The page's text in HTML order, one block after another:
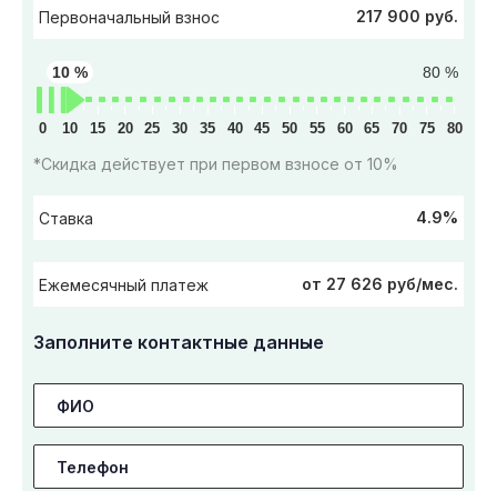
Первоначальный взнос 217 900 руб.
80 %
10 %
0 10 15 20 25 30 35 40 45 50 55 60 65 70 75 80
*Скидка действует при первом взносе от 10%
Ставка 4.9%
Ежемесячный платеж от 27 626 руб/мес.
Заполните контактные данные